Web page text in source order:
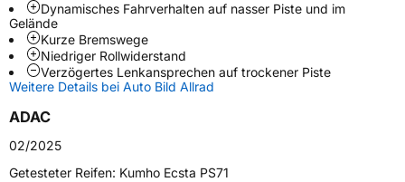
Weitere Eigenschaften
SchlauchtypTL
Verstärkt
Dynamisches Fahrverhalten auf nasser Piste und im
Gelände
Kurze Bremswege
Niedriger Rollwiderstand
Verzögertes Lenkansprechen auf trockener Piste
Weitere Details bei Auto Bild Allrad
ADAC
02/2025
Getesteter Reifen: Kumho Ecsta PS71